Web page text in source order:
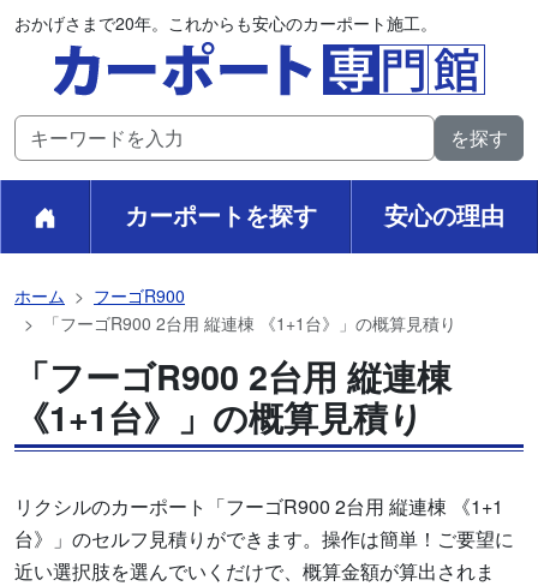
おかげさまで20年。これからも安心のカーポート施工。
カーポートを探す 安心の理由
ホーム
フーゴR900
「フーゴR900 2台用 縦連棟 《1+1台》」の概算見積り
「フーゴR900 2台用 縦連棟
《1+1台》」の概算見積り
リクシルのカーポート「フーゴR900 2台用 縦連棟 《1+1
台》」のセルフ見積りができます。操作は簡単！ご要望に
近い選択肢を選んでいくだけで、概算金額が算出されま